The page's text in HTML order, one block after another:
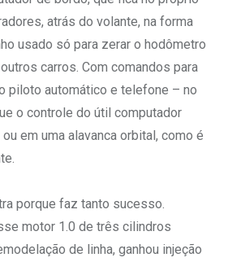
atrás do volante, na forma
usado só para zerar o hodômetro
carros. Com comandos para
piloto automático e telefone – no
o controle do útil computador
em uma alavanca orbital, como é
porque faz tanto sucesso.
motor 1.0 de três cilindros
de linha, ganhou injeção